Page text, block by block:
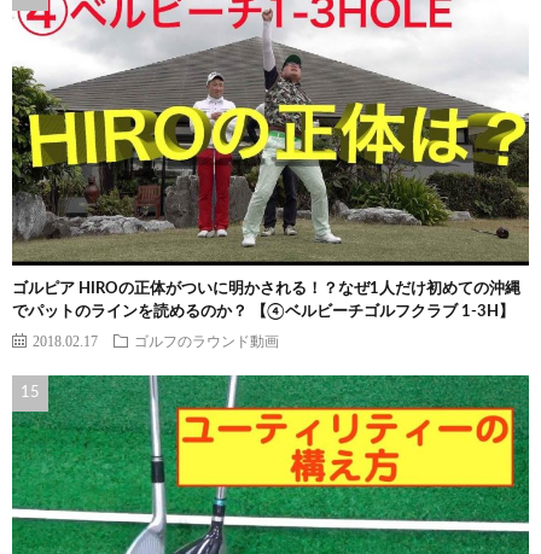
ゴルピア HIROの正体がついに明かされる！？なぜ1人だけ初めての沖縄
でパットのラインを読めるのか？ 【④ベルビーチゴルフクラブ 1-3H】
2018.02.17 ゴルフのラウンド動画